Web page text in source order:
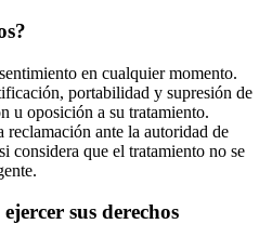
en cualquier momento.
portabilidad y supresión de
u oposición a su tratamiento.
reclamación ante la autoridad de
considera que el tratamiento no se
sus derechos